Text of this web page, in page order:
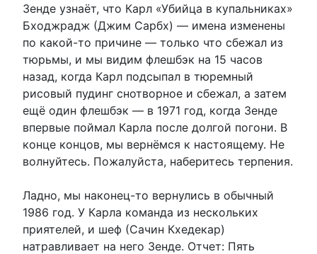
Зенде узнаёт, что Карл «Убийца в купальниках»
Бходжрадж (Джим Сарбх) — имена изменены
по какой-то причине — только что сбежал из
тюрьмы, и мы видим флешбэк на 15 часов
назад, когда Карл подсыпал в тюремный
рисовый пудинг снотворное и сбежал, а затем
ещё один флешбэк — в 1971 год, когда Зенде
впервые поймал Карла после долгой погони. В
конце концов, мы вернёмся к настоящему. Не
волнуйтесь. Пожалуйста, наберитесь терпения.
Ладно, мы наконец-то вернулись в обычный
1986 год. У Карла команда из нескольких
приятелей, и шеф (Сачин Кхедекар)
натравливает на него Зенде. Отчет: Пять